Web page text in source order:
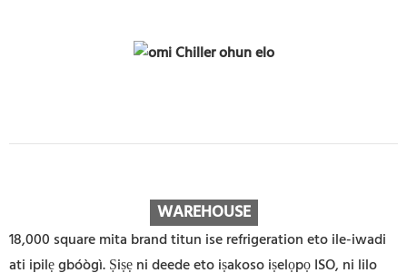
WAREHOUSE
18,000 square mita brand titun ise refrigeration eto ile-iwadi
ati ipilẹ gbóògì. Ṣiṣẹ ni deede eto iṣakoso iṣelọpọ ISO, ni lilo